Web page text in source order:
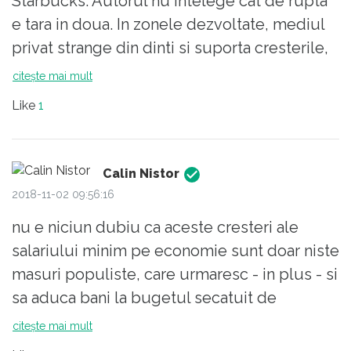
e tara in doua. In zonele dezvoltate, mediul
privat strange din dinti si suporta cresterile,
caci are de unde.
slujbelor sunt legate de munci slab
calificate, pentru ca acela e nivelul de
dezvoltare al zonei. Nimeni nu a facut ceva
infrastructura ca sa fie legati de zonele mai
dezvoltate sau de vestul tarii, sistemul de
educatie e la pamant, inclusiv invatamantul
profesional, investitii importante nu sunt.
citește mai mult
Like 1
Calin Nistor
2018-11-02 09:56:16
nu e niciun dubiu ca aceste cresteri ale
salariului minim pe economie sunt doar niste
masuri populiste, care urmaresc - in plus - si
sa aduca bani la bugetul secatuit de
celelalte cresteri nesustenabile - salariile
citește mai mult